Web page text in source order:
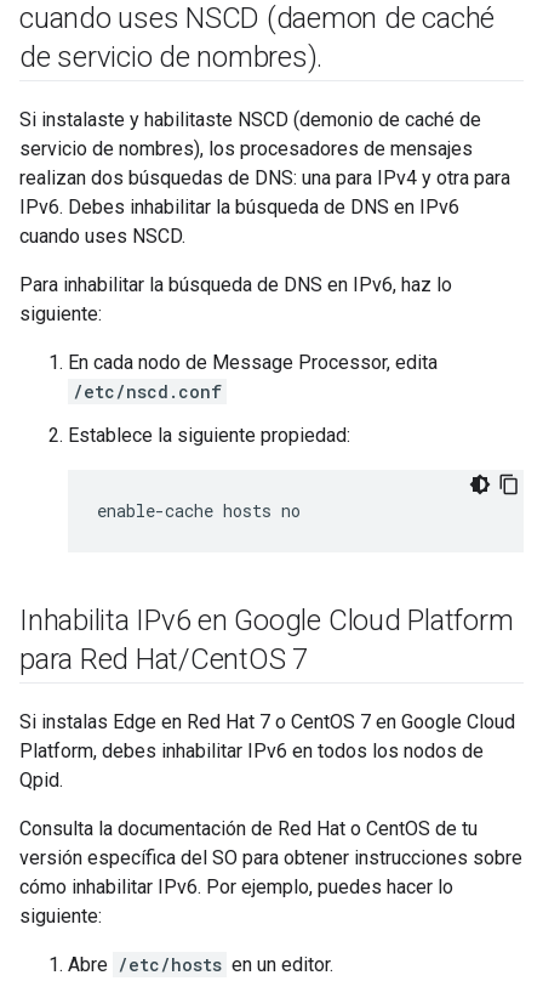
cuando uses NSCD (daemon de caché
de servicio de nombres).
Si instalaste y habilitaste NSCD (demonio de caché de
servicio de nombres), los procesadores de mensajes
realizan dos búsquedas de DNS: una para IPv4 y otra para
IPv6. Debes inhabilitar la búsqueda de DNS en IPv6
cuando uses NSCD.
Para inhabilitar la búsqueda de DNS en IPv6, haz lo
siguiente:
En cada nodo de Message Processor, edita
/etc/nscd.conf
Establece la siguiente propiedad:
enable-cache hosts no
Inhabilita IPv6 en Google Cloud Platform
para Red Hat/CentOS 7
Si instalas Edge en Red Hat 7 o CentOS 7 en Google Cloud
Platform, debes inhabilitar IPv6 en todos los nodos de
Qpid.
Consulta la documentación de Red Hat o CentOS de tu
versión específica del SO para obtener instrucciones sobre
cómo inhabilitar IPv6. Por ejemplo, puedes hacer lo
siguiente:
Abre /etc/hosts en un editor.